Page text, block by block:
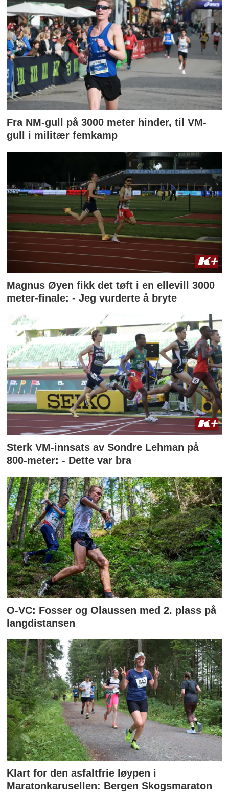
Fra NM-gull på 3000 meter hinder, til VM-
gull i militær femkamp
Magnus Øyen fikk det tøft i en ellevill 3000
meter-finale: - Jeg vurderte å bryte
Sterk VM-innsats av Sondre Lehman på
800-meter: - Dette var bra
O-VC: Fosser og Olaussen med 2. plass på
langdistansen
Klart for den asfaltfrie løypen i
Maratonkarusellen: Bergen Skogsmaraton